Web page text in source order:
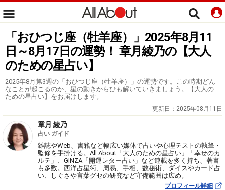
「おひつじ座（牡羊座）」2025年8月11
日～8月17日の運勢！ 章月綾乃の【大人
のための星占い】
2025年8月第3週の「おひつじ座（牡羊座）」の運勢です。この時期どん
なことが起こるのか、星の動きからひも解いていきましょう。【大人の
ための星占い】をお届けします。
更新日： 2025年08月11日
章月 綾乃
占い ガイド
雑誌やWeb、書籍など幅広い媒体で占いや心理テストの執筆・
監修を手掛ける。All About「大人のための星占い」「幸せのカ
ルテ」、GINZA「開運レター占い」など連載を多く持ち、著書
も多数。西洋占星術、周易、手相、数秘術、ダイスやカード占
い、しぐさや言葉グセの研究など守備範囲は広め。
プロフィール詳細